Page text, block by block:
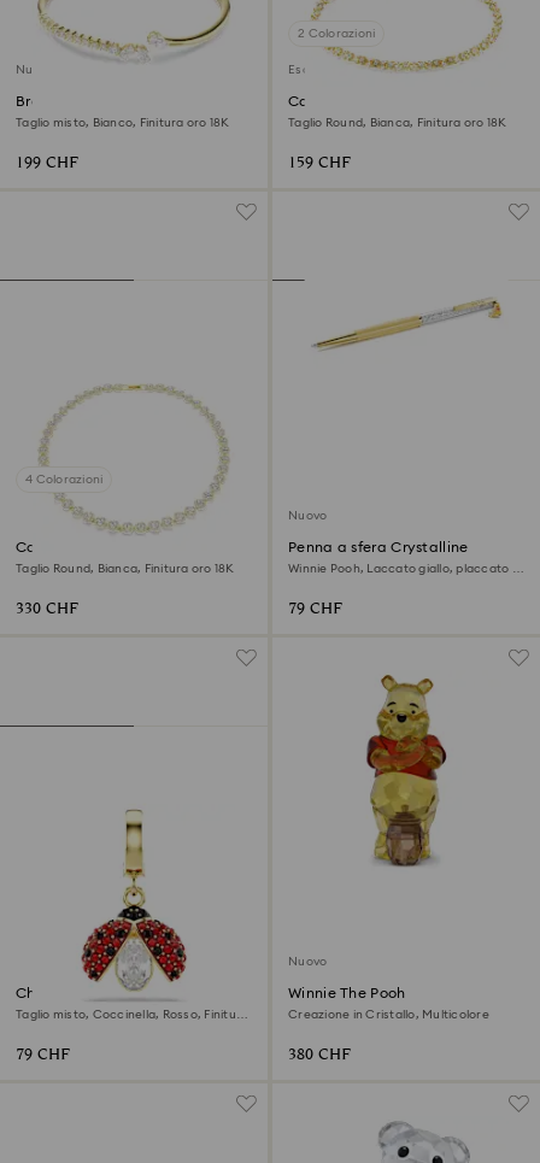
Nuovo
Bracciale rigido Mesmera
Taglio misto, Bianco, Finitura oro 18K
199 CHF
2 Colorazioni
Esclusiva online
Collana Dextera
Taglio Round, Bianca, Finitura oro 18K
159 CHF
4 Colorazioni
Collana Una Angelic
Taglio Round, Bianca, Finitura oro 18K
330 CHF
Nuovo
Penna a sfera Crystalline
Winnie Pooh, Laccato giallo, placcato in
79 CHF
Charm Idyllia
Taglio misto, Coccinella, Rosso, Finitura
79 CHF
Nuovo
Winnie The Pooh
Creazione in Cristallo, Multicolore
380 CHF